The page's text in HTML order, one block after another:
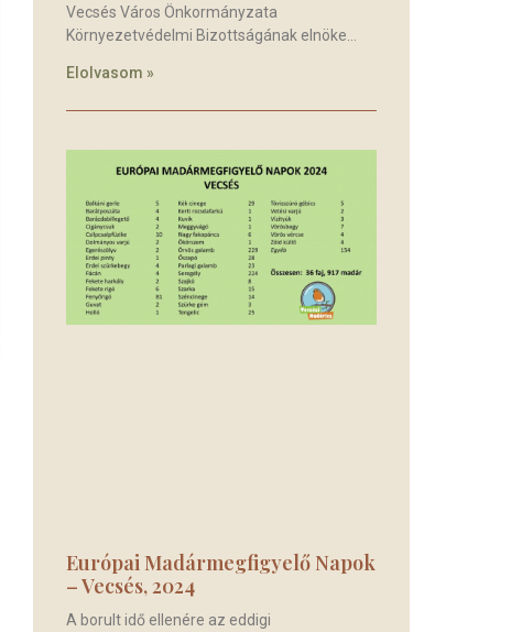
Vecsés Város Önkormányzata
Környezetvédelmi Bizottságának elnöke
Elolvasom »
Európai Madármegfigyelő Napok
– Vecsés, 2024
A borult idő ellenére az eddigi